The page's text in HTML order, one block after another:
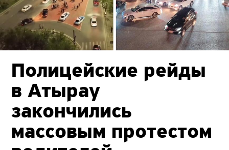
Полицейские рейды
в Атырау
закончились
массовым протестом